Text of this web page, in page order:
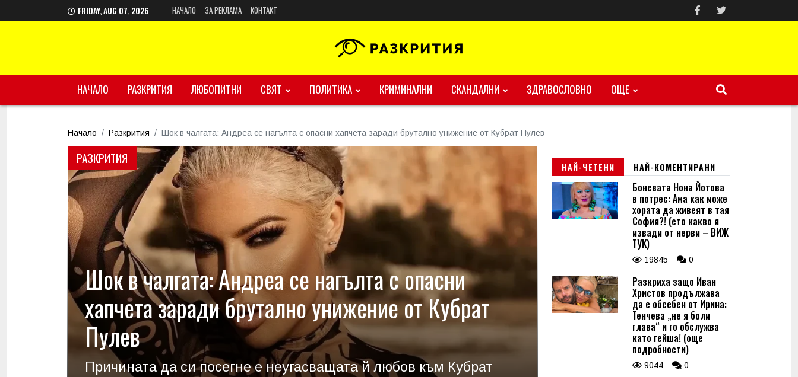
FRIDAY, AUG 07, 2026 НАЧАЛО ЗА РЕКЛАМА КОНТАКТ
НАЧАЛО РАЗКРИТИЯ ЛЮБОПИТНИ СВЯТ ПОЛИТИКА КРИМИНАЛНИ СКАНДАЛНИ ЗДРАВОСЛОВНО ОЩЕ
Начало Разкрития Шок в чалгата: Андреа се нагълта с опасни хапчета заради брутално унижение от Кубрат Пулев
РАЗКРИТИЯ
Шок в чалгата: Андреа се нагълта с опасни
хапчета заради брутално унижение от Кубрат
Пулев
Причината да си посегне е неугасващата й любов към Кубрат
НАЙ-ЧЕТЕНИ НАЙ-КОМЕНТИРАНИ
Боневата Нона Йотова
в потрес: Ама как може
хората да живеят в тая
София?! (ето какво я
извади от нерви – ВИЖ
ТУК)
19845 0
Разкриха защо Иван
Христов продължава
да е обсебен от Ирина:
Тенчева „не я боли
глава“ и го обслужва
като гейша! (още
подробности)
9044 0